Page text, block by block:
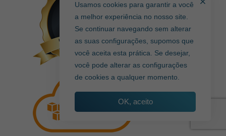
Usamos cookies para garantir a você
a melhor experiência no nosso site.
Se continuar navegando sem alterar
as suas configurações, supomos que
você aceita esta prática. Se desejar,
você pode alterar as configurações
de cookies a qualquer momento.
OK, aceito